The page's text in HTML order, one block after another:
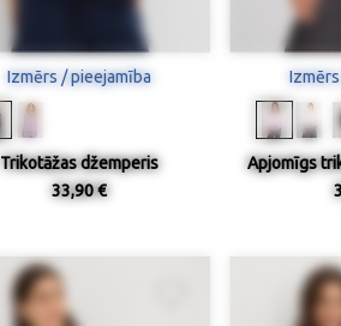
Izmērs / pieejamība
Trikotāžas džemperis
33,90 €
Apjomīgs